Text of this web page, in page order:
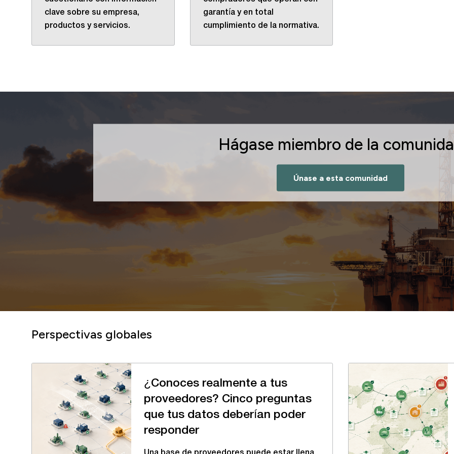
clave sobre su empresa,
productos y servicios.
garantía y en total
cumplimiento de la normativa.
Hágase miembro de la
Únase a esta comunidad
Perspectivas globales
¿Conoces realmente a tus
proveedores? Cinco preguntas
que tus datos deberían poder
responder